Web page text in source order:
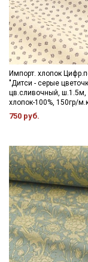
Импорт. хлопок
"Дитси - серые
цв.сливочный, ш.1.5м,
хлопок-100%, 150гр/
750 руб.